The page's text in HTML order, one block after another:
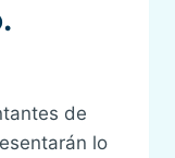
de
lo